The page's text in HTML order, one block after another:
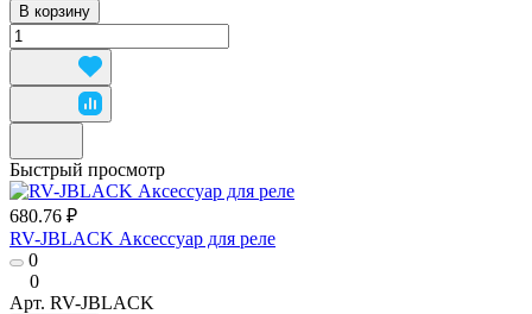
В корзину
Быстрый просмотр
680.76 ₽
RV-JBLACK Аксессуар для реле
0
0
Арт. RV-JBLACK